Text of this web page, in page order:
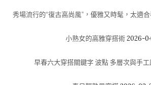
秀場流行的“復古高尚風”，優雅又時髦，太適合
小熟女的高雅穿搭術 2026-
早春六大穿搭關鍵字 波點 多層次與手工